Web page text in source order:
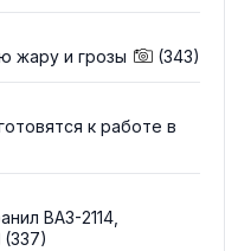
жару и грозы (343)
к работе в
ВАЗ-2114,
(337)